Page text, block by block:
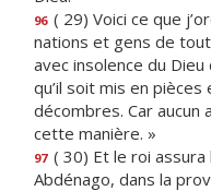
96 ( 29) Voici ce que
nations et gens de
avec insolence du
qu’il soit mis en
décombres. Car
cette manière. »
97 ( 30) Et le roi
Abdénago, dans la